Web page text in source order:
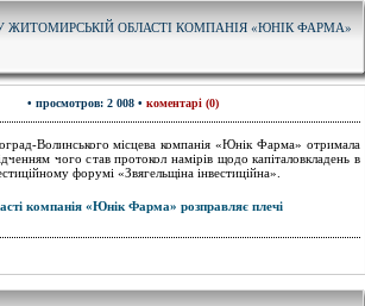
ЖИТОМИРСЬКІЙ ОБЛАСТІ КОМПАНІЯ «ЮНІК ФАРМА»
• просмотров: 2 008 • коментарі (0)
Волинського місцева компанія «Юнік Фарма» отримала
чого став протокол намірів щодо капіталовкладень в
форумі «Звягельщіна інвестиційна».